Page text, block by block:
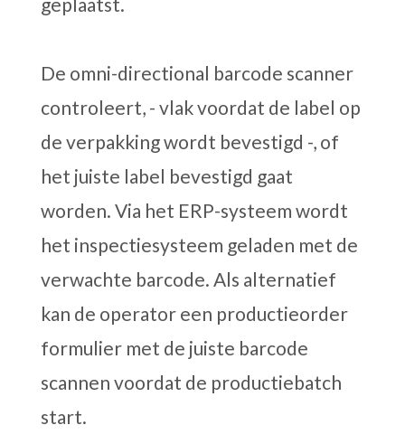
De omni-directional barcode scanner
controleert, - vlak voordat de label op
de verpakking wordt bevestigd -, of
het juiste label bevestigd gaat
worden. Via het ERP-systeem wordt
het inspectiesysteem geladen met de
verwachte barcode. Als alternatief
kan de operator een productieorder
formulier met de juiste barcode
scannen voordat de productiebatch
start.